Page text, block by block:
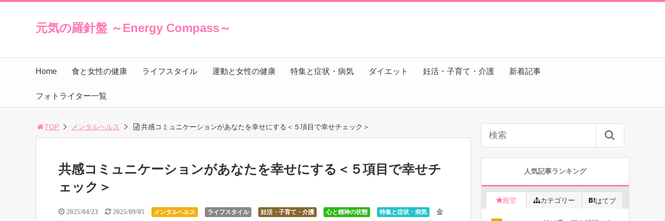
元気の羅針盤 ～Energy Compass～
Home 食と女性の健康 ライフスタイル 運動と女性の健康 特集と症状・病気 ダイエット 妊活・子育て・介護 新着記事
フォトライター一覧
TOP メンタルヘルス 共感コミュニケーションがあなたを幸せにする＜５項目で幸せチェック＞
共感コミュニケーションがあなたを幸せにする＜５項目で幸せチ
ェック＞
2025/04/23 2025/09/05 メンタルヘルス ライフスタイル 妊活・子育て・介護 心と精神の状態 特集と症状・病気
金
人気記事ランキング
殿堂 カテゴリー はてブ